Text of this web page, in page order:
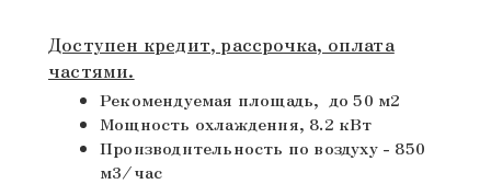
Доступен кредит, рассрочка, оплата
частями.
Рекомендуемая площадь, до 50 м2
Мощность охлаждения, 8.2 кВт
Производительность по воздуху - 850
м3/час